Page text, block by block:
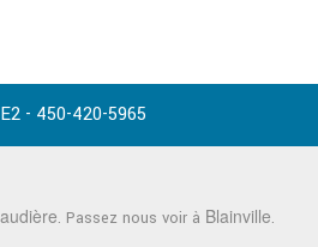
- 450-420-5965
. Passez nous voir à Blainville.